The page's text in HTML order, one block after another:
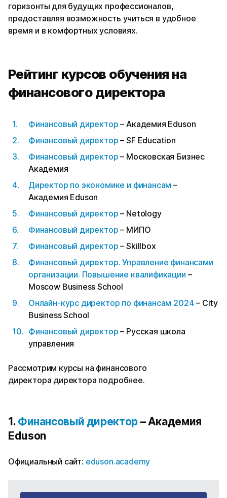
горизонты для будущих профессионалов,
предоставляя возможность учиться в удобное
время и в комфортных условиях.
Рейтинг курсов обучения на
финансового директора
Финансовый директор – Академия Eduson
Финансовый директор – SF Education
Финансовый директор – Московская Бизнес
Академия
Директор по экономике и финансам –
Академия Eduson
Финансовый директор – Netology
Финансовый директор – МИПО
Финансовый директор – Skillbox
Финансовый директор. Управление финансами
организации. Повышение квалификации –
Moscow Business School
Онлайн-курс директор по финансам 2024 – City
Business School
Финансовый директор – Русская школа
управления
Рассмотрим курсы на финансового
директора директора подробнее.
1. Финансовый директор– Академия
Eduson
Официальный сайт: eduson.academy